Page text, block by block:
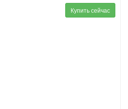
Купить сейчас